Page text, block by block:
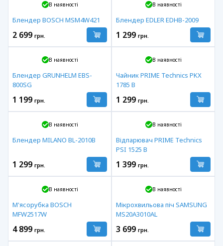
В наявності
Блендер BOSCH MSM4W421
2 699 грн.
В наявності
Блендер EDLER EDHB-2009
1 299 грн.
В наявності
Блендер GRUNHELM EBS-
800SG
1 199 грн.
В наявності
Чайник PRIME Technics PKX
1785 B
1 299 грн.
В наявності
Блендер MILANO BL-2010B
1 299 грн.
В наявності
Відпарювач PRIME Technics
PSI 1525 B
1 399 грн.
В наявності
М'ясорубка BOSCH
MFW2517W
4 899 грн.
В наявності
Мікрохвильова піч SAMSUNG
MS20A3010AL
3 699 грн.